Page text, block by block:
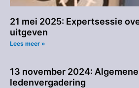
21 mei 2025: Expertsessie
uitgeven
Lees meer »
13 november 2024: Algemene
ledenvergadering